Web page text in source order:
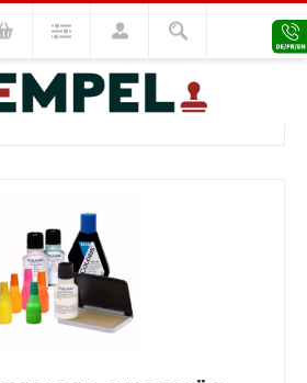
Zubehör Zubehör
ZUBEHÖR